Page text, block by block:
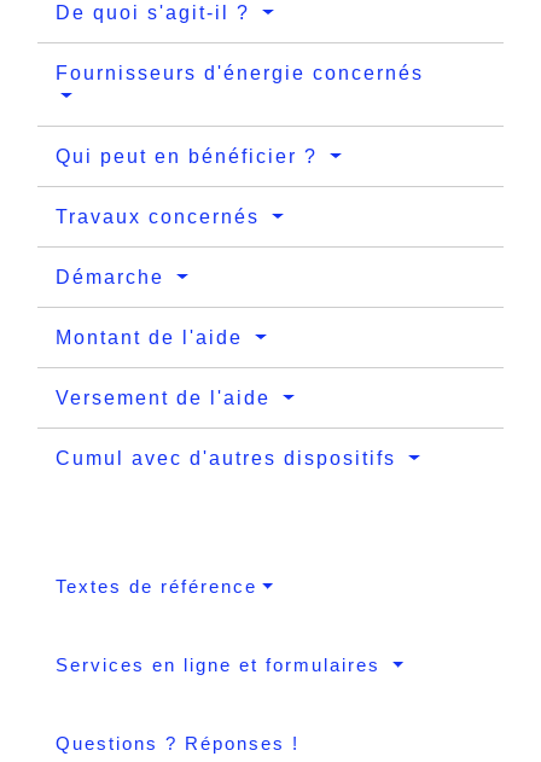
De quoi s'agit-il ?
Fournisseurs d'énergie concernés
Qui peut en bénéficier ?
Travaux concernés
Démarche
Montant de l'aide
Versement de l'aide
Cumul avec d'autres dispositifs
Textes de référence
Services en ligne et formulaires
Questions ? Réponses !